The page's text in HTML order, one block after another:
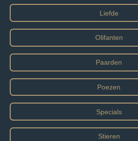
Liefde
Olifanten
Paarden
Poezen
Specials
Stieren